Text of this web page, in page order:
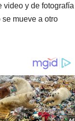
video y de fotografía
mueve a otro